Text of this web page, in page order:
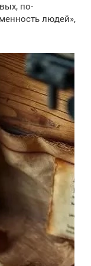
по-
людей»,